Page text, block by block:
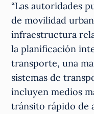
“Las autoridades
de movilidad
infraestructura
la planificación
transporte, una
sistemas de
incluyen medios
tránsito rápido de